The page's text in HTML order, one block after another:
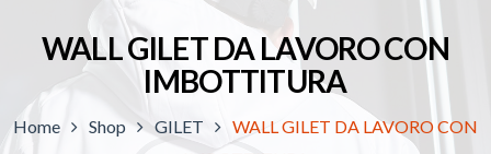
WALL GILET DA LAVORO CON
IMBOTTITURA
Home Shop GILET
WALL GILET DA LAVORO CON